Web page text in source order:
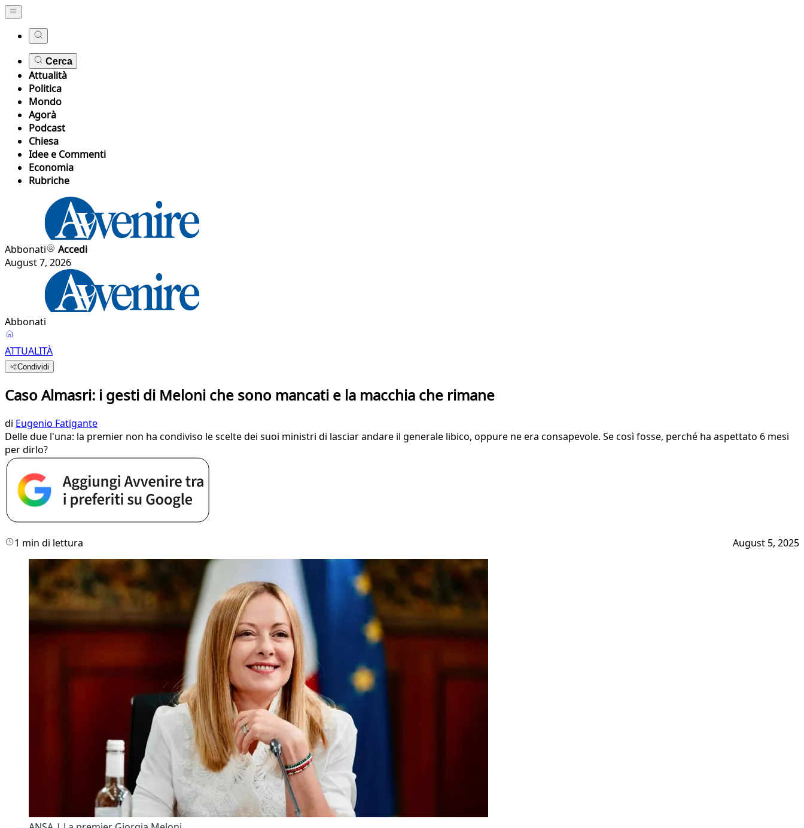
Cerca
Attualità
Politica
Mondo
Agorà
Podcast
Chiesa
Idee e Commenti
Economia
Rubriche
Abbonati
Accedi
August 7, 2026
Abbonati
ATTUALITÀ
Condividi
Caso Almasri: i gesti di Meloni che sono mancati e la macchia che rimane
di Eugenio Fatigante
Delle due l'una: la premier non ha condiviso le scelte dei suoi ministri di lasciar andare il generale libico, oppure ne era consapevole. Se così fosse, perché ha aspettato 6 mesi
per dirlo?
1 min di lettura August 5, 2025